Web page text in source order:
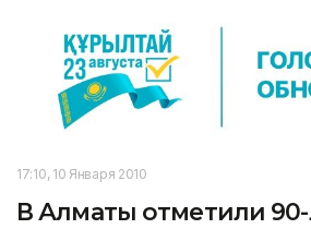
17:10, 10 Января 2010
В Алматы отметили